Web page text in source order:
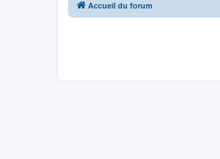
Accueil du forum